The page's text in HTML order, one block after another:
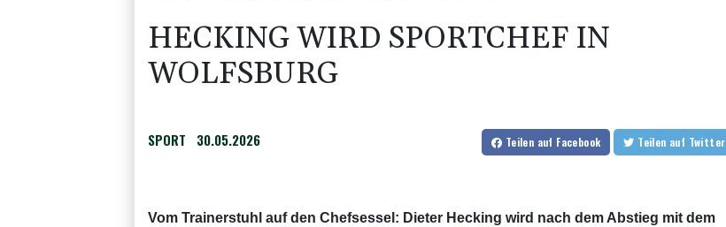
HECKING WIRD SPORTCHEF IN
WOLFSBURG
SPORT 30.05.2026 Teilen auf Facebook Teilen auf Twitter
Vom Trainerstuhl auf den Chefsessel: Dieter Hecking wird nach dem Abstieg mit dem